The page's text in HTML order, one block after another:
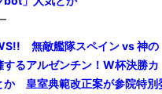
無敵艦隊スペイン vs 神の
するアルゼンチン！W杯決勝カ
か 皇室典範改正案が参院特別